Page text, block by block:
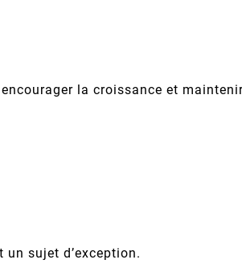
la croissance et
sujet d’exception.